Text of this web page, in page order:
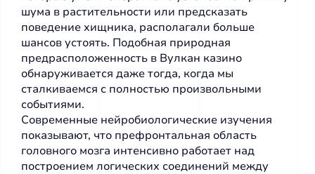
шума в растительности или предсказать
поведение хищника, располагали больше
шансов устоять. Подобная природная
предрасположенность в Вулкан казино
обнаруживается даже тогда, когда мы
сталкиваемся с полностью произвольными
событиями.
Современные нейробиологические изучения
показывают, что префронтальная область
головного мозга интенсивно работает над
построением логических соединений между